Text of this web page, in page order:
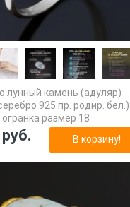
лунный камень (адуляр)
925 пр. родир. бел.)
огранка размер 18
В корзину!